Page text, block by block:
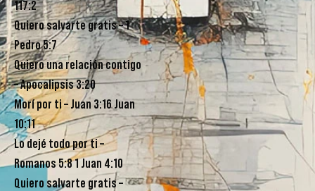
117:2
Quiero salvarte gratis – 1
Pedro 5:7
Quiero una relación contigo
– Apocalipsis 3:20
Morí por ti – Juan 3:16 Juan
10:11
Lo dejé todo por ti –
Romanos 5:8 1 Juan 4:10
Quiero salvarte gratis –